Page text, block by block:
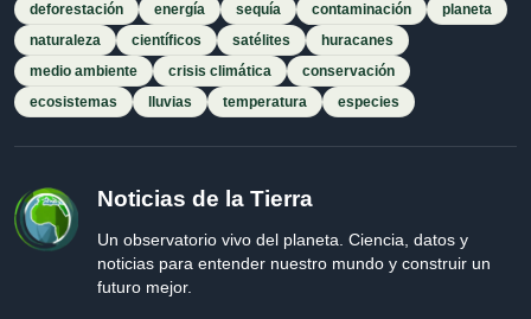
deforestación
energía sequía contaminación
planeta
naturaleza
científicos satélites
huracanes
medio ambiente
crisis climática
conservación
ecosistemas
lluvias temperatura especies
Noticias de la Tierra
Un observatorio vivo del planeta. Ciencia, datos y
noticias para entender nuestro mundo y construir un
futuro mejor.